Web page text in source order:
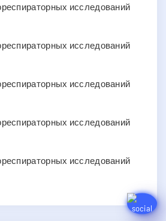
исследований
исследований
исследований
исследований
исследований